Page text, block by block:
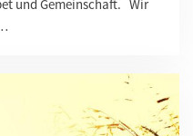
und Gemeinschaft. Wir